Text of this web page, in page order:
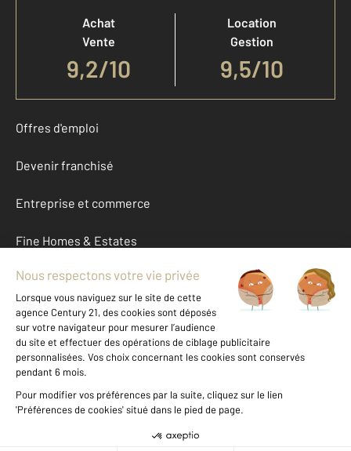
Achat
Vente
9,2/10
Location
Gestion
9,5/10
Offres d'emploi
Devenir franchisé
Entreprise et commerce
Fine Homes & Estates
À propos
International
Nous contacter
Données personnelles